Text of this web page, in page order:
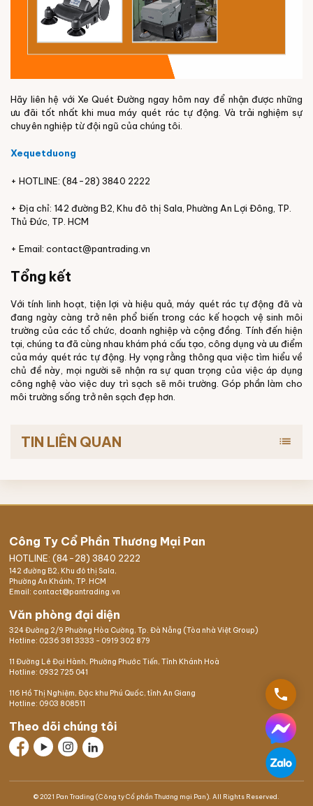
Hãy liên hệ với Xe Quét Đường ngay hôm nay để nhận được những
ưu đãi tốt nhất khi mua máy quét rác tự động. Và trải nghiệm sự
chuyên nghiệp từ đội ngũ của chúng tôi.
Xequetduong
+ HOTLINE: (84-28) 3840 2222
+ Địa chỉ: 142 đường B2, Khu đô thị Sala, Phường An Lợi Đông, TP.
Thủ Đức, TP. HCM
+ Email: contact@pantrading.vn
Tổng kết
Với tính linh hoạt, tiện lợi và hiệu quả, máy quét rác tự động đã và
đang ngày càng trở nên phổ biến trong các kế hoạch vệ sinh môi
trường của các tổ chức, doanh nghiệp và cộng đồng. Tính đến hiện
tại, chúng ta đã cùng nhau khám phá cấu tạo, công dụng và ưu điểm
của máy quét rác tự động. Hy vọng rằng thông qua việc tìm hiểu về
chủ đề này, mọi người sẽ nhận ra sự quan trọng của việc áp dụng
công nghệ vào việc duy trì sạch sẽ môi trường. Góp phần làm cho
môi trường sống trở nên sạch đẹp hơn.
TIN LIÊN QUAN list
Công Ty Cổ Phần Thương Mại Pan
HOTLINE: (84-28) 3840 2222
142 đường B2, Khu đô thị Sala,
Phường An Khánh, TP. HCM
Email: contact@pantrading.vn
Văn phòng đại diện
324 Đường 2/9 Phường Hòa Cường, Tp. Đà Nẵng (Tòa nhà Việt Group)
Hotline: 0236 381 3333 - 0919 302 879
11 Đường Lê Đại Hành, Phường Phước Tiến, Tỉnh Khánh Hoà
Hotline: 0932 725 041
116 Hồ Thị Nghiệm, Đặc khu Phú Quốc, tỉnh An Giang
Hotline: 0903 808511
Theo dõi chúng tôi
© 2021 Pan Trading (Công ty Cổ phần Thương mại Pan). All Rights Reserved.
phone